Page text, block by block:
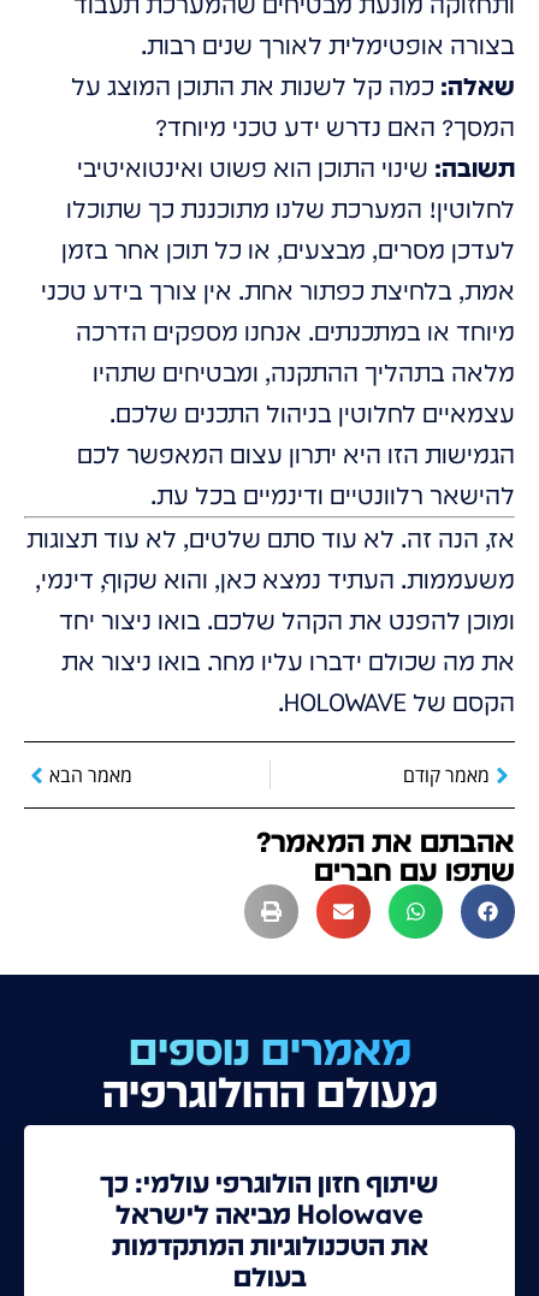
בצורה אופטימלית לאורך שנים רבות.
שאלה: כמה קל לשנות את התוכן המוצג על
המסך? האם נדרש ידע טכני מיוחד?
תשובה: שינוי התוכן הוא פשוט ואינטואיטיבי
לחלוטין! המערכת שלנו מתוכננת כך שתוכלו
לעדכן מסרים, מבצעים, או כל תוכן אחר בזמן
אמת, בלחיצת כפתור אחת. אין צורך בידע טכני
מיוחד או במתכנתים. אנחנו מספקים הדרכה
מלאה בתהליך ההתקנה, ומבטיחים שתהיו
עצמאיים לחלוטין בניהול התכנים שלכם.
הגמישות הזו היא יתרון עצום המאפשר לכם
להישאר רלוונטיים ודינמיים בכל עת.
אז, הנה זה. לא עוד סתם שלטים, לא עוד תצוגות
משעממות. העתיד נמצא כאן, והוא שקוף, דינמי,
ומוכן להפנט את הקהל שלכם. בואו ניצור יחד
את מה שכולם ידברו עליו מחר. בואו ניצור את
הקסם של HOLOWAVE.
מאמר קודם מאמר הבא
אהבתם את המאמר?
שתפו עם חברים
מאמרים נוספים
מעולם ההולוגרפיה
שיתוף חזון הולוגרפי עולמי: כך
Holowave מביאה לישראל
את הטכנולוגיות המתקדמות
בעולם